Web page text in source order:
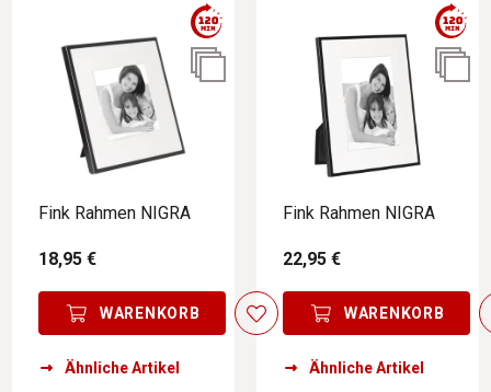
Fink Rahmen NIGRA
18,95 €
WARENKORB
Ähnliche Artikel
Fink Rahmen NIGRA
22,95 €
WARENKORB
Ähnliche Artikel